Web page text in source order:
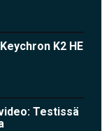
K2 HE
Testissä